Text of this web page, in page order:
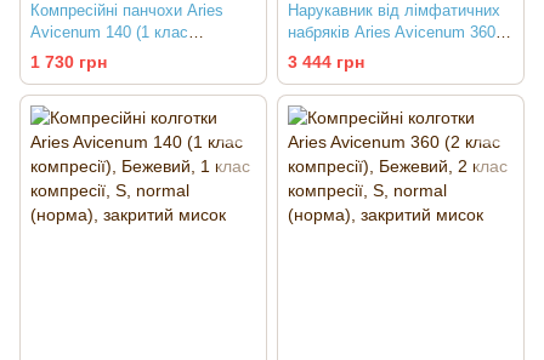
Компресійні панчохи Aries
Avicenum 140 (1 клас
компресії)
1 730 грн
Нарукавник від лімфатичних
набряків Aries Avicenum 360
ARM SLEEVE (без рукавички)
3 444 грн